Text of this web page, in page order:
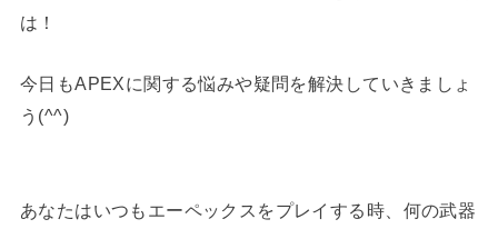
は！
今日もAPEXに関する悩みや疑問を解決していきましょ
う(^^)
あなたはいつもエーペックスをプレイする時、何の武器